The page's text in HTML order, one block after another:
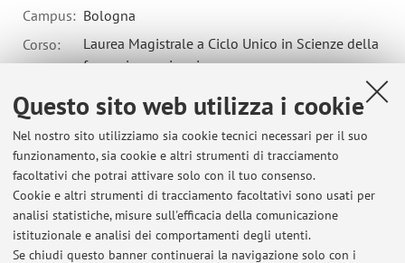
Questo sito web utilizza i cookie
Nel nostro sito utilizziamo sia cookie tecnici necessari per il suo
funzionamento, sia cookie e altri strumenti di tracciamento
facoltativi che potrai attivare solo con il tuo consenso.
Cookie e altri strumenti di tracciamento facoltativi sono usati per
analisi statistiche, misure sull'efficacia della comunicazione
istituzionale e analisi dei comportamenti degli utenti.
Se chiudi questo banner continuerai la navigazione solo con i
Campus: Bologna
Corso:
Laurea Magistrale a Ciclo Unico in Scienze della
formazione primaria
47431 - LABORATORIO DI LINGUA INGLESE I (F) -
2 cfu
Campus:Bologna
Corso:
Laurea Magistrale a Ciclo Unico in Scienze della
formazione primaria